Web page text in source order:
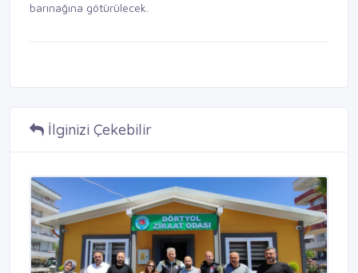
barınağına götürülecek.
İlginizi Çekebilir